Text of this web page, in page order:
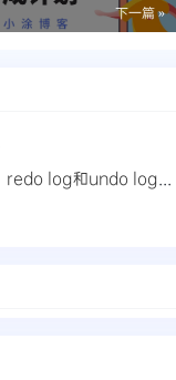
下一篇 »